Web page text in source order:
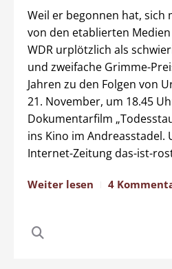
Weil er begonnen hat, sich
von den etablierten
WDR urplötzlich als
und zweifache Grimme-
Jahren zu den Folgen von
21. November, um 18.45
Dokumentarfilm
ins Kino im Andreasstadel.
Internet-Zeitung das-ist-
Weiter lesen 4